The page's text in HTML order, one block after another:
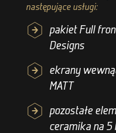
następujące usługi:
pakiet Full
Designs
ekrany
MATT
pozostałe
ceramika na 5